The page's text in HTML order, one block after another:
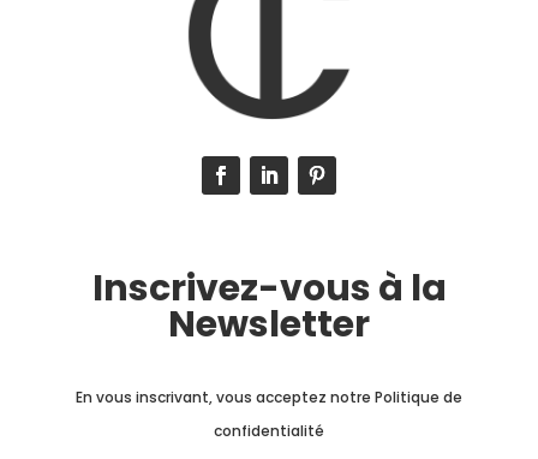
Inscrivez-vous à la
Newsletter
En vous inscrivant, vous acceptez notre Politique de
confidentialité